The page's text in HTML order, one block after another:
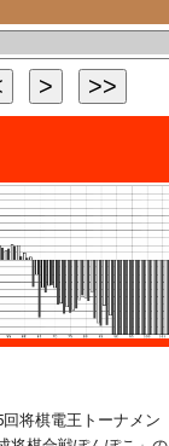
将棋電王トーナメン